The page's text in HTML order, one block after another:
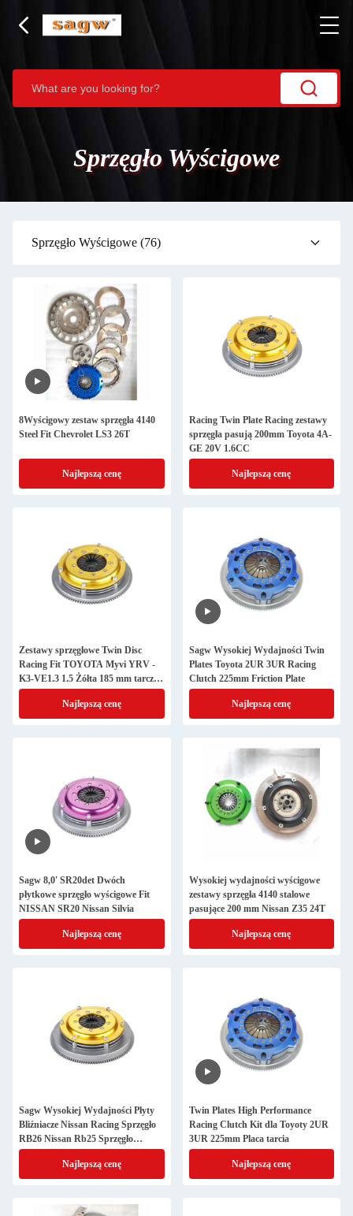
Sprzęgło Wyścigowe
Sprzęgło Wyścigowe (76)
8Wyścigowy zestaw sprzęgła 4140
Steel Fit Chevrolet LS3 26T
Najlepszą cenę
Racing Twin Plate Racing zestawy
sprzęgła pasują 200mm Toyota 4A-
GE 20V 1.6CC
Najlepszą cenę
Zestawy sprzęgłowe Twin Disc
Racing Fit TOYOTA Myvi YRV -
K3-VE1.3 1.5 Żółta 185 mm tarcza
tarcia
Najlepszą cenę
Sagw Wysokiej Wydajności Twin
Plates Toyota 2UR 3UR Racing
Clutch 225mm Friction Plate
Najlepszą cenę
Sagw 8,0' SR20det Dwóch
płytkowe sprzęgło wyścigowe Fit
NISSAN SR20 Nissan Silvia
Najlepszą cenę
Wysokiej wydajności wyścigowe
zestawy sprzęgła 4140 stalowe
pasujące 200 mm Nissan Z35 24T
Najlepszą cenę
Sagw Wysokiej Wydajności Płyty
Bliźniacze Nissan Racing Sprzęgło
RB26 Nissan Rb25 Sprzęgło
200mm Płytka tarcia
Najlepszą cenę
Twin Plates High Performance
Racing Clutch Kit dla Toyoty 2UR
3UR 225mm Placa tarcia
Najlepszą cenę